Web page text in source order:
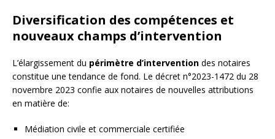
Diversification des compétences et
nouveaux champs d’intervention
L’élargissement du périmètre d’intervention des notaires
constitue une tendance de fond. Le décret n°2023-1472 du 28
novembre 2023 confie aux notaires de nouvelles attributions
en matière de:
Médiation civile et commerciale certifiée